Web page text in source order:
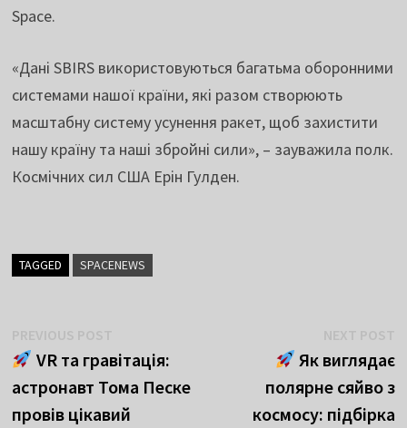
Space.
«Дані SBIRS використовуються багатьма оборонними
системами нашої країни, які разом створюють
масштабну систему усунення ракет, щоб захистити
нашу країну та наші збройні сили», – зауважила полк.
Космічних сил США Ерін Гулден.
TAGGED SPACENEWS
записів post:
VR та гравітація:
астронавт Тома Песке
провів цікавий
Як виглядає
полярне сяйво з
космосу: підбірка